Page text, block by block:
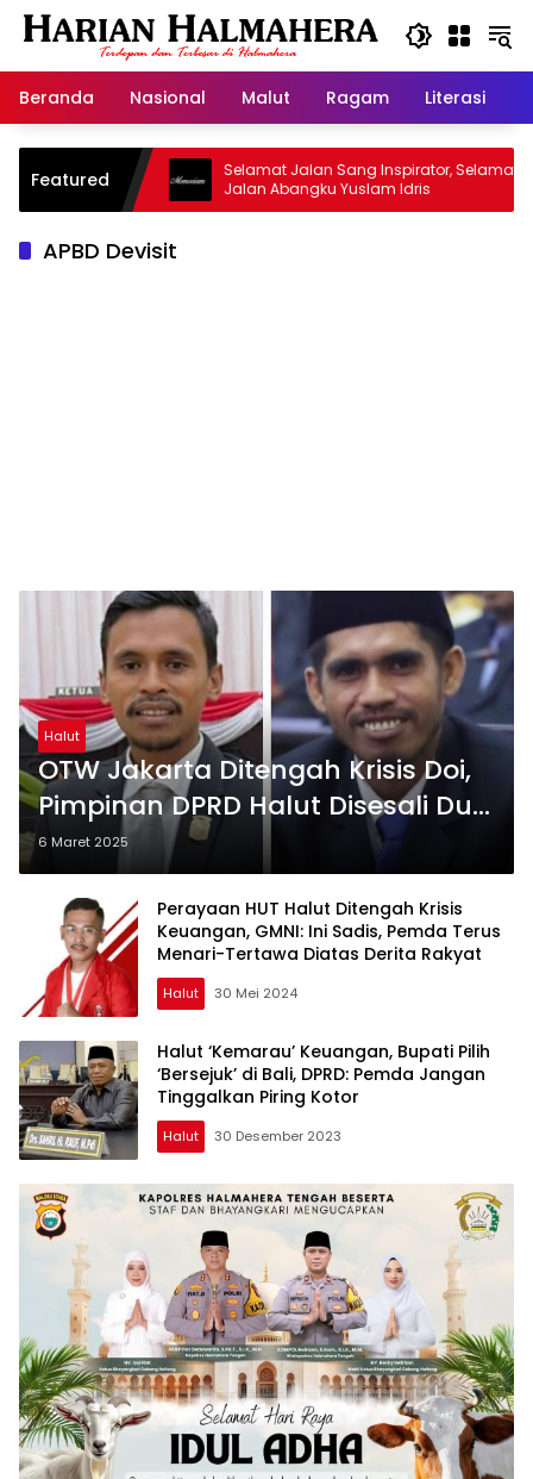
Langsung
Beranda
Nasional Malut Ragam Literasi
Featured
Warisan
Selamat Jalan Sang Inspirator, Selamat
Jalan Abangku Yuslam Idris
APBD Devisit
Halut
OTW Jakarta Ditengah Krisis Doi,
Pimpinan DPRD Halut Disesali Dua
Fraksi
6 Maret 2025
Perayaan HUT Halut Ditengah Krisis
Keuangan, GMNI: Ini Sadis, Pemda Terus
Menari-Tertawa Diatas Derita Rakyat
Halut 30 Mei 2024
Halut ‘Kemarau’ Keuangan, Bupati Pilih
‘Bersejuk’ di Bali, DPRD: Pemda Jangan
Tinggalkan Piring Kotor
Halut 30 Desember 2023